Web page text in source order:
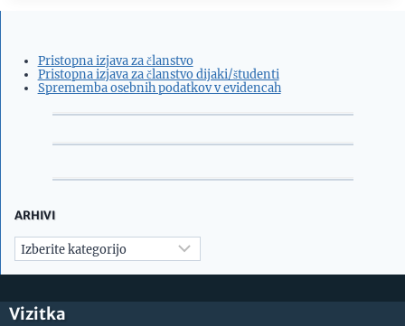
Pristopna izjava za članstvo
Pristopna izjava za članstvo dijaki/študenti
Sprememba osebnih podatkov v evidencah
ARHIVI
Arhivi
Vizitka